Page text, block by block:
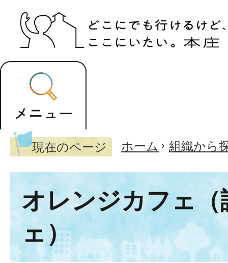
現在のページ ホーム 組織から
オレンジカフェ
ェ）